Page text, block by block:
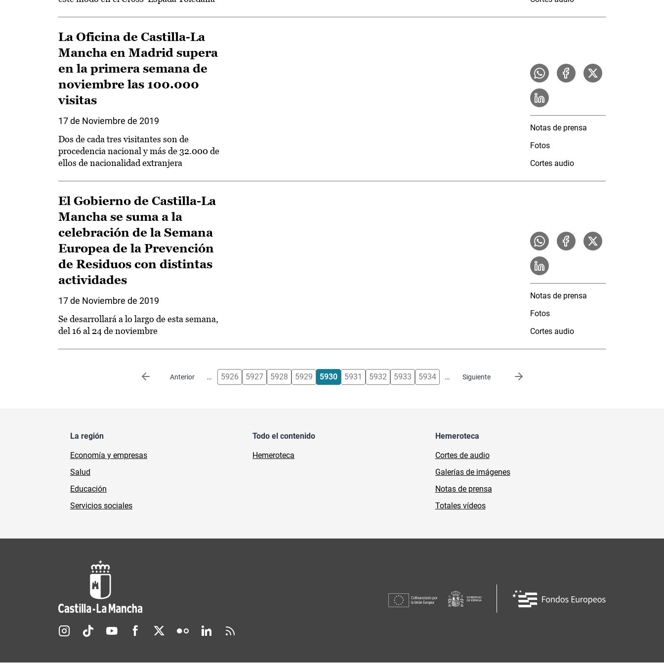
La Oficina de Castilla-La
Mancha en Madrid supera
en la primera semana de
noviembre las 100.000
visitas
17 de Noviembre de 2019
Dos de cada tres visitantes son de
procedencia nacional y más de 32.000 de
ellos de nacionalidad extranjera
Notas de prensa
Fotos
Cortes audio
El Gobierno de Castilla-La
Mancha se suma a la
celebración de la Semana
Europea de la Prevención
de Residuos con distintas
actividades
17 de Noviembre de 2019
Se desarrollará a lo largo de esta semana,
del 16 al 24 de noviembre
Notas de prensa
Fotos
Cortes audio
Anterior
Página anterior … 5926 5927 5928 5929 5930 5931 5932 5933 5934 … Siguiente
Siguiente página
La región
Economía y empresas
Salud
Educación
Servicios sociales
Todo el contenido
Hemeroteca
Hemeroteca
Cortes de audio
Galerías de imágenes
Notas de prensa
Totales vídeos
Redes sociales JCCM